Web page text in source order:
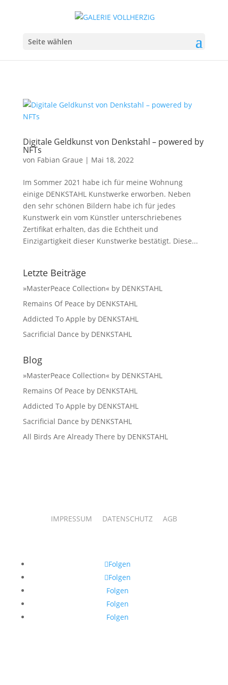
Seite wählen
Digitale Geldkunst von Denkstahl – powered by
NFTs
von Fabian Graue | Mai 18, 2022
Im Sommer 2021 habe ich für meine Wohnung
einige DENKSTAHL Kunstwerke erworben. Neben
den sehr schönen Bildern habe ich für jedes
Kunstwerk ein vom Künstler unterschriebenes
Zertifikat erhalten, das die Echtheit und
Einzigartigkeit dieser Kunstwerke bestätigt. Diese...
Letzte Beiträge
»MasterPeace Collection« by DENKSTAHL
Remains Of Peace by DENKSTAHL
Addicted To Apple by DENKSTAHL
Sacrificial Dance by DENKSTAHL
Blog
»MasterPeace Collection« by DENKSTAHL
Remains Of Peace by DENKSTAHL
Addicted To Apple by DENKSTAHL
Sacrificial Dance by DENKSTAHL
All Birds Are Already There by DENKSTAHL
IMPRESSUM DATENSCHUTZ AGB
Folgen
Folgen
Folgen
Folgen
Folgen